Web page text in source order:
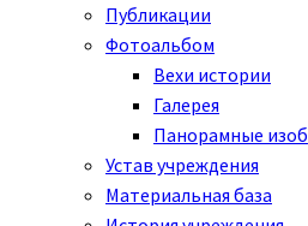
Публикации
Фотоальбом
Вехи истории
Галерея
Панорамные
Устав учреждения
Материальная база